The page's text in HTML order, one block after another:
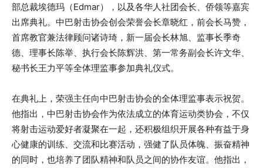
部总裁埃德玛（Edmar），以及各华人社团会长、侨领等嘉宾
出席典礼。中巴射击协会创会荣誉会长章晓红，前会长马赞，
首席教官兼法律顾问诸诗琦，新一届会长林旭、监事长季奇
德、理事长陈举、执行会长陈辉洪、第一常务副会长许文华、
秘书长王力平等全体理监事参加典礼仪式。
在典礼上，荣强主任向中巴射击协会的全体理监事表示祝贺。
他指出，中巴射击协会作为依法成立的体育运动类协会，不仅
将射击运动爱好者凝聚在一起，还积极组织开展各种有益于身
心健康的训练、交流和比赛活动，强健了队员体魄、振奋精神
的同时，也培养了团队精神和队员之间的协作友谊。他指出，